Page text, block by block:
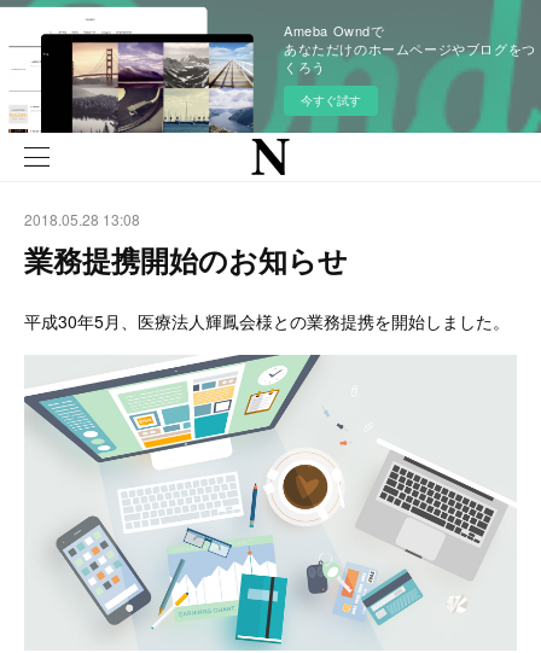
Ameba Owndで
あなただけのホームページやブログをつ
くろう
今すぐ試す
2018.05.28 13:08
業務提携開始のお知らせ
平成30年5月、医療法人輝鳳会様との業務提携を開始しました。